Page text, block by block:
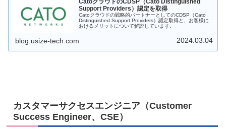
CatoクラウドのCDSP（Cato Distinguished
Support Providers）認定を取得
Catoクラウドの戦略的パートナーとしてのCDSP（Cato
Distinguished Support Providers）認定取得と、お客様に
おけるメリットについて解説しています。
blog.usize-tech.com 2024.03.04
カスタマーサクセスエンジニア（Customer
Success Engineer、CSE）